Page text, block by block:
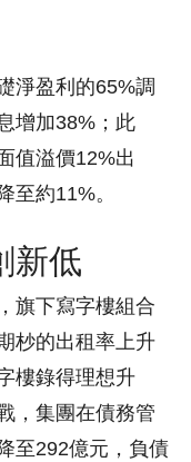
淨盈利的65%調
增加38%；此
值溢價12%出
至約11%。
新低
旗下寫字樓組合
杪的出租率上升
樓錄得理想升
，集團在債務管
至292億元，負債